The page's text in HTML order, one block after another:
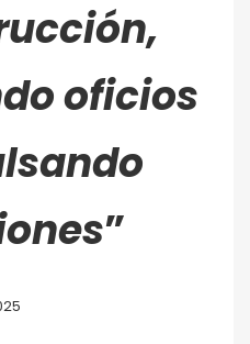
oficios
”